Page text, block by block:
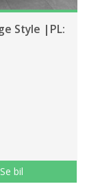
Style |PL:
Se bil